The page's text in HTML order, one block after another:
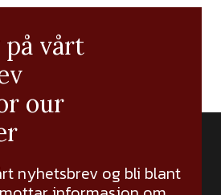
på vårt
our
nyhetsbrev og bli blant